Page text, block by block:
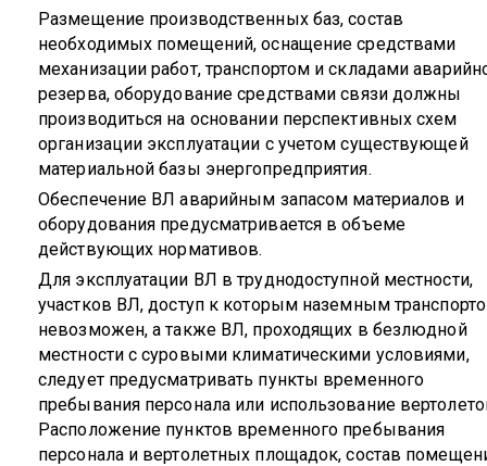
Размещение производственных баз, состав
необходимых помещений, оснащение средствами
механизации работ, транспортом и складами
резерва, оборудование средствами связи должны
производиться на основании перспективных схем
организации эксплуатации с учетом существующей
материальной базы энергопредприятия.
Обеспечение ВЛ аварийным запасом материалов и
оборудования предусматривается в объеме
действующих нормативов.
Для эксплуатации ВЛ в труднодоступной местности,
участков ВЛ, доступ к которым наземным
невозможен, а также ВЛ, проходящих в безлюдной
местности с суровыми климатическими условиями,
следует предусматривать пункты временного
пребывания персонала или использование
Расположение пунктов временного пребывания
персонала и вертолетных площадок, состав